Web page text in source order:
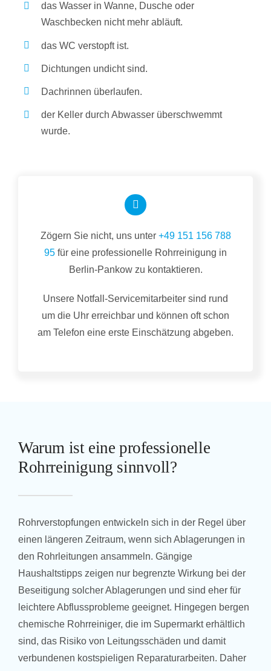
das Wasser in Wanne, Dusche oder
Waschbecken nicht mehr abläuft.
das WC verstopft ist.
Dichtungen undicht sind.
Dachrinnen überlaufen.
der Keller durch Abwasser überschwemmt
wurde.
Zögern Sie nicht, uns unter+49 151 156 788
95 für eine professionelle Rohrreinigung in
Berlin-Pankow zu kontaktieren.
Unsere Notfall-Servicemitarbeiter sind rund
um die Uhr erreichbar und können oft schon
am Telefon eine erste Einschätzung abgeben.
Warum ist eine professionelle
Rohrreinigung sinnvoll?
Rohrverstopfungen entwickeln sich in der Regel über
einen längeren Zeitraum, wenn sich Ablagerungen in
den Rohrleitungen ansammeln. Gängige
Haushaltstipps zeigen nur begrenzte Wirkung bei der
Beseitigung solcher Ablagerungen und sind eher für
leichtere Abflussprobleme geeignet. Hingegen bergen
chemische Rohrreiniger, die im Supermarkt erhältlich
sind, das Risiko von Leitungsschäden und damit
verbundenen kostspieligen Reparaturarbeiten. Daher